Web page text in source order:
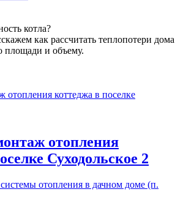
котла?
как рассчитать теплопотери дома
площади и объему.
отопления
Суходольское 2